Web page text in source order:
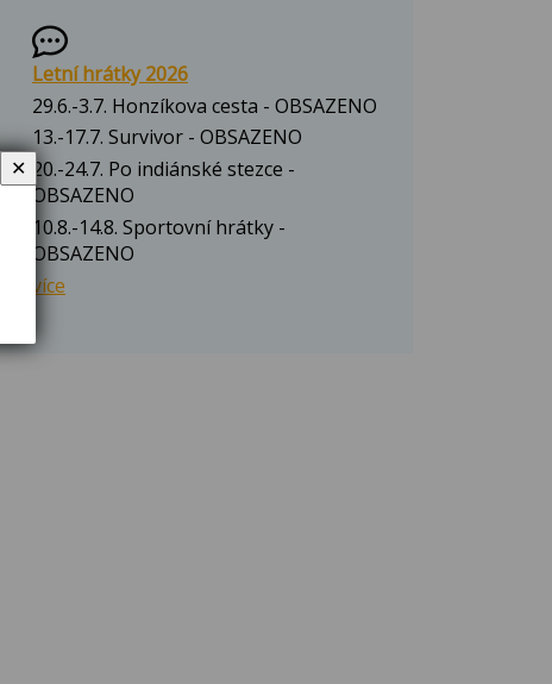
Letní hrátky 2026
29.6.-3.7. Honzíkova cesta - OBSAZENO
13.-17.7. Survivor - OBSAZENO
20.-24.7. Po indiánské stezce -
OBSAZENO
10.8.-14.8. Sportovní hrátky -
OBSAZENO
více
✕